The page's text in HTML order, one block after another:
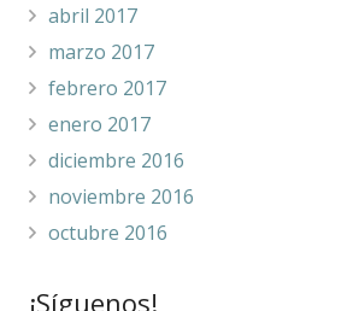
abril 2017
marzo 2017
febrero 2017
enero 2017
diciembre 2016
noviembre 2016
octubre 2016
¡Síguenos!